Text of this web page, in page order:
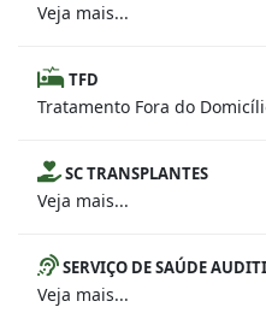
Veja mais...
TFD
Tratamento Fora do
SC TRANSPLANTES
Veja mais...
SERVIÇO DE SAÚDE
Veja mais...